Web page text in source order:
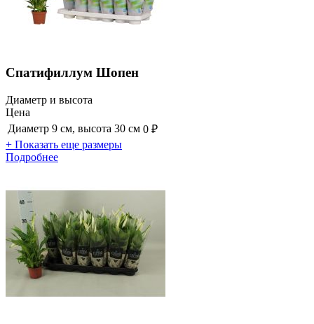
Спатифиллум Шопен
Диаметр и высота
Цена
Диаметр 9 см, высота 30 см 0 ₽
+ Показать еще размеры
Подробнее